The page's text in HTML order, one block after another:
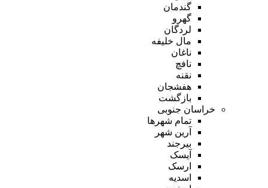
گندمان
گهرو
لردگان
مال خلیفه
ناغان
نافچ
نقنه
هفشجان
بازگشت
خراسان جنوبی
تمام شهر‌ها
آرین شهر
بیرجند
آیسک
ارسک
اسدیه